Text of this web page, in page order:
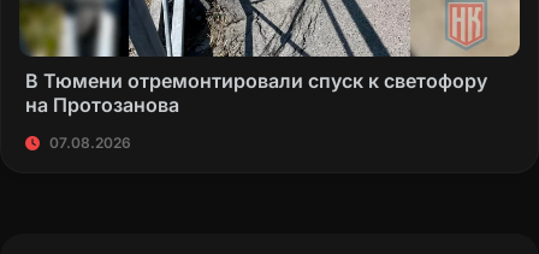
В Тюмени отремонтировали спуск к светофору
на Протозанова
07.08.2026